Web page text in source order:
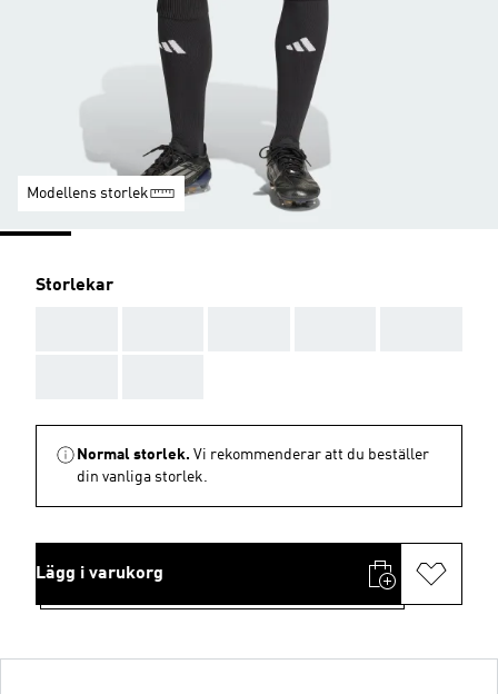
Modellens storlek
Storlekar
Normal storlek. Vi rekommenderar att du beställer
din vanliga storlek.
Lägg i varukorg